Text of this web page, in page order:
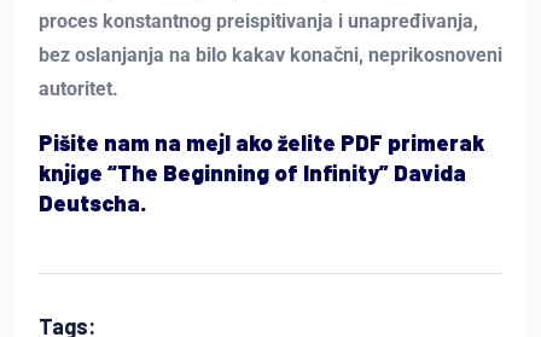
proces konstantnog preispitivanja i unapređivanja,
bez oslanjanja na bilo kakav konačni, neprikosnoveni
autoritet.
Pišite nam na mejl ako želite PDF primerak
knjige “The Beginning of Infinity” Davida
Deutscha.
Tags: